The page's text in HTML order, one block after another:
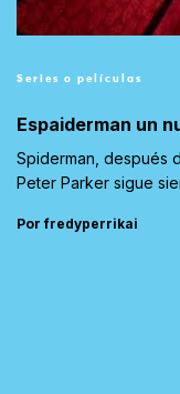
Series o películas
Espaiderman un
Spiderman, después
Peter Parker sigue
Por fredyperrikai